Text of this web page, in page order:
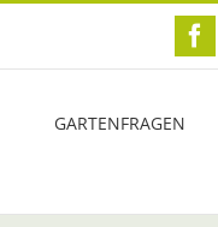
GARTENFRAGEN